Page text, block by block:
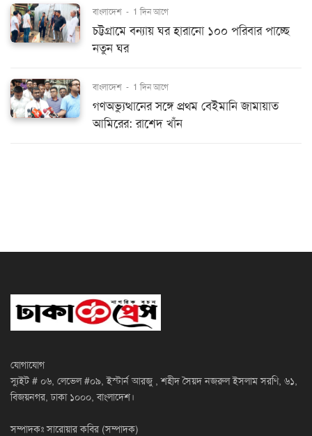
বাংলাদেশ - 1 দিন আগে
চট্টগ্রামে বন্যায় ঘর হারানো ১০০ পরিবার পাচ্ছে
নতুন ঘর
বাংলাদেশ - 1 দিন আগে
গণঅভ্যুত্থানের সঙ্গে প্রথম বেইমানি জামায়াত
আমিরের: রাশেদ খাঁন
যোগাযোগ
স্যুইট # ০৬, লেভেল #০৯, ইস্টার্ন আরজু , শহীদ সৈয়দ নজরুল ইসলাম সরণি, ৬১,
বিজয়নগর, ঢাকা ১০০০, বাংলাদেশ।
সম্পাদকঃ সারোয়ার কবির (সম্পাদক)